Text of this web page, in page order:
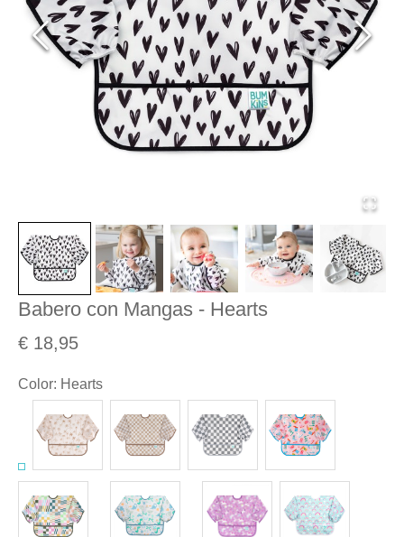
Babero con Mangas - Hearts
€ 18,95
Color: Hearts